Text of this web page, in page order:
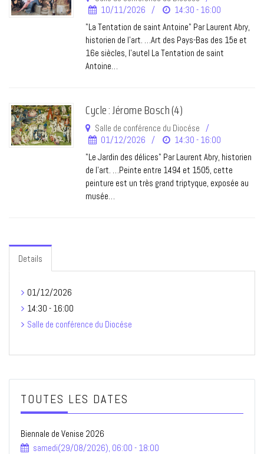
10/11/2026
14:30 - 16:00
"La Tentation de saint Antoine" Par Laurent Abry,
historien de l’art. …Art des Pays-Bas des 15e et
16e siècles, l’autel La Tentation de saint
Antoine…
Cycle : Jérome Bosch (4)
Salle de conférence du Diocése
01/12/2026
14:30 - 16:00
"Le Jardin des délices" Par Laurent Abry, historien
de l’art. …Peinte entre 1494 et 1505, cette
peinture est un très grand triptyque, exposée au
musée…
Details
01/12/2026
14:30 - 16:00
Salle de conférence du Diocése
TOUTES LES DATES
Biennale de Venise 2026
samedi(29/08/2026), 06:00 - 18:00